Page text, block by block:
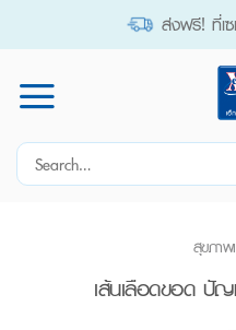
ส่งฟรี! ที่เซ
Search
สุขภาพ
เส้นเลือดขอด ปั